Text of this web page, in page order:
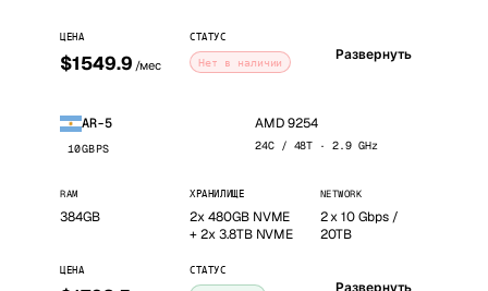
ЦЕНА
$1549.9 /мес
СТАТУС
Нет в наличии Развернуть
AR-5
10GBPS
AMD 9254
24C / 48T · 2.9 GHz
RAM
384GB
ХРАНИЛИЩЕ
2x 480GB NVME
+ 2x 3.8TB NVME
NETWORK
2 x 10 Gbps /
20TB
ЦЕНА СТАТУС